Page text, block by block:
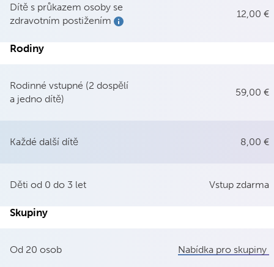
Dítě s průkazem osoby se
zdravotním postižením
Show more information
12,00 €
Rodiny
Rodinné vstupné (2 dospělí
a jedno dítě)
59,00 €
Každé další dítě 8,00 €
Děti od 0 do 3 let Vstup zdarma
Skupiny
Od 20 osob Nabídka pro skupiny